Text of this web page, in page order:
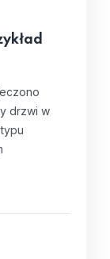
drzwi w